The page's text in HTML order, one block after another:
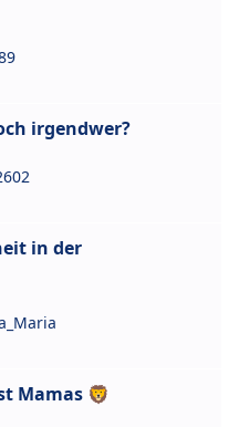
irgendwer?
in der
Mamas 🦁